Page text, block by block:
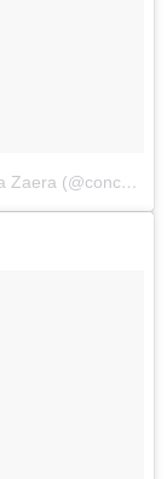
Una publicación compartida de Concha García Zaera (@conchagzaera)